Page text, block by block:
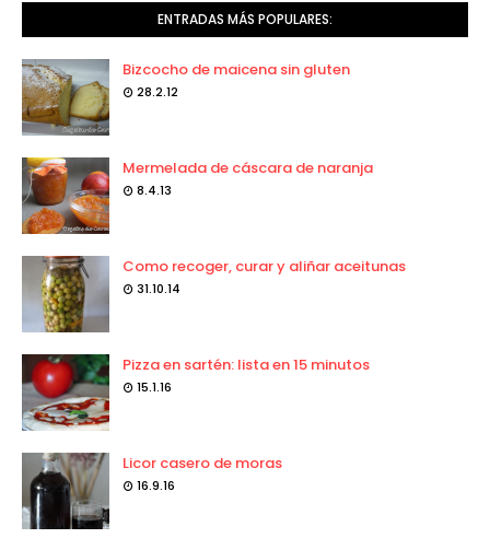
ENTRADAS MÁS POPULARES:
Bizcocho de maicena sin gluten
28.2.12
Mermelada de cáscara de naranja
8.4.13
Como recoger, curar y aliñar aceitunas
31.10.14
Pizza en sartén: lista en 15 minutos
15.1.16
Licor casero de moras
16.9.16